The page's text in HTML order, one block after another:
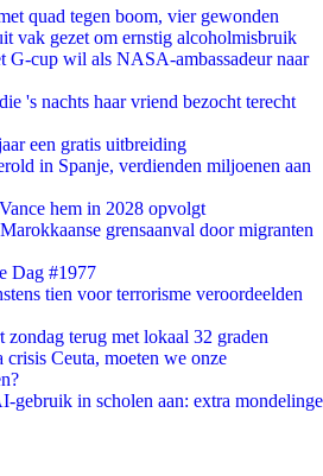
quad tegen boom, vier gewonden
vak gezet om ernstig alcoholmisbruik
G-cup wil als NASA-ambassadeur naar
's nachts haar vriend bezocht terecht
een gratis uitbreiding
in Spanje, verdienden miljoenen aan
hem in 2028 opvolgt
grensaanval door migranten
Dag #1977
tien voor terrorisme veroordeelden
zondag terug met lokaal 32 graden
crisis Ceuta, moeten we onze
gebruik in scholen aan: extra mondelinge